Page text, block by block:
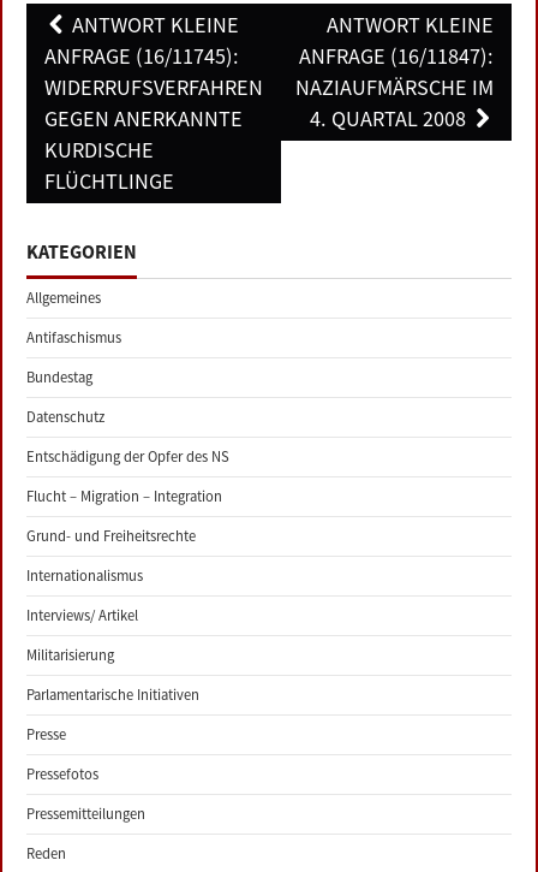
Post
navigation
ANTWORT KLEINE
ANFRAGE (16/11745):
WIDERRUFSVERFAHREN
GEGEN ANERKANNTE
KURDISCHE
FLÜCHTLINGE
ANTWORT KLEINE
ANFRAGE (16/11847):
NAZIAUFMÄRSCHE IM
4. QUARTAL 2008
KATEGORIEN
Allgemeines
Antifaschismus
Bundestag
Datenschutz
Entschädigung der Opfer des NS
Flucht – Migration – Integration
Grund- und Freiheitsrechte
Internationalismus
Interviews/ Artikel
Militarisierung
Parlamentarische Initiativen
Presse
Pressefotos
Pressemitteilungen
Reden